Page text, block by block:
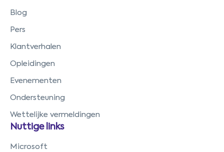
Blog
Pers
Klantverhalen
Opleidingen
Evenementen
Ondersteuning
Wettelijke vermeldingen
Nuttige links
Microsoft